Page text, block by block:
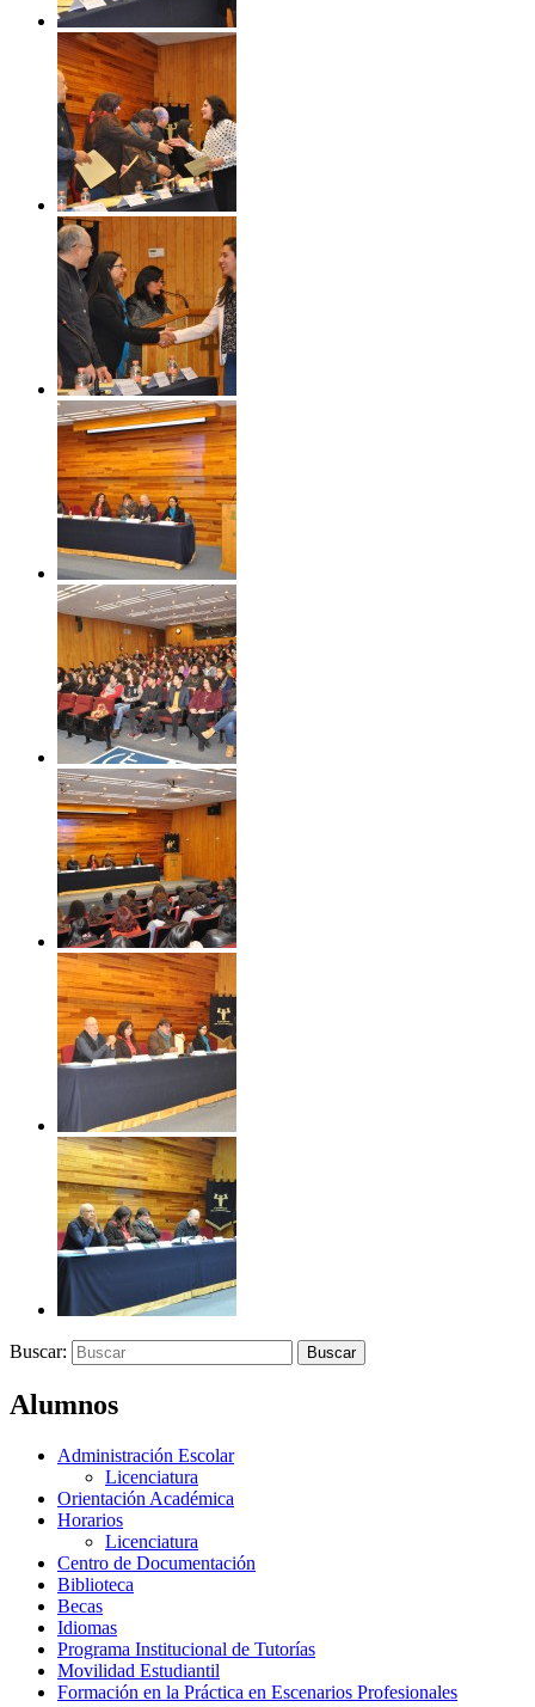
Buscar:
Alumnos
Administración Escolar
Licenciatura
Orientación Académica
Horarios
Licenciatura
Centro de Documentación
Biblioteca
Becas
Idiomas
Programa Institucional de Tutorías
Movilidad Estudiantil
Formación en la Práctica en Escenarios Profesionales